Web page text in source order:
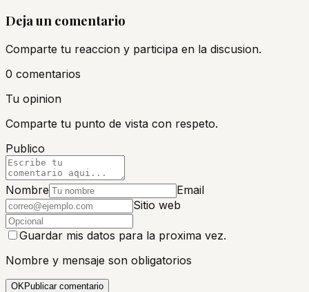
Deja un comentario
Comparte tu reaccion y participa en la discusion.
0 comentarios
Tu opinion
Comparte tu punto de vista con respeto.
Publico
Nombre
Email
Sitio web
Guardar mis datos para la proxima vez.
Nombre y mensaje son obligatorios
OKPublicar comentario